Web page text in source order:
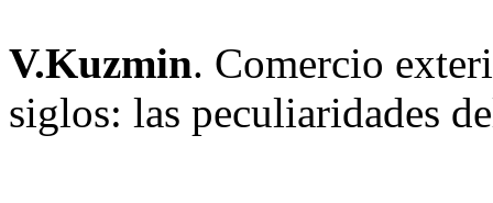
V.Kuzmin. Comercio
siglos: las peculiaridades